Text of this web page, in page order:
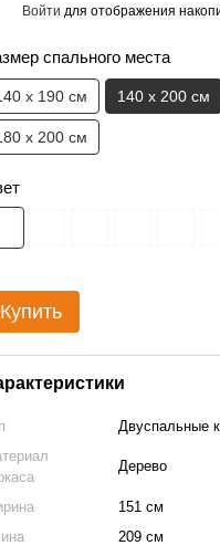
Войти для отображения
спального места
х 190 см 140 х 200 см
х 200 см
Купить
Двуспальные
Дерево
151 см
209 см